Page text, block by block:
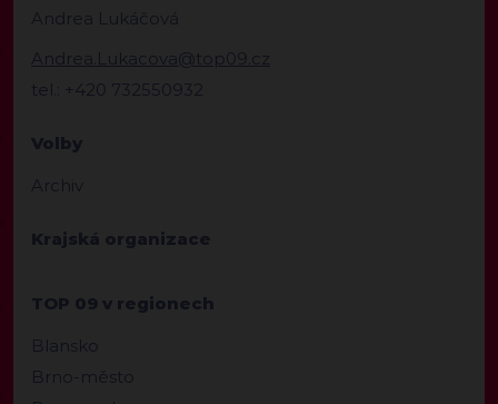
Andrea Lukáčová
Andrea.Lukacova@top09.cz
tel.: +420 732550932
Volby
Archiv
Krajská organizace
TOP 09 v regionech
Blansko
Brno-město